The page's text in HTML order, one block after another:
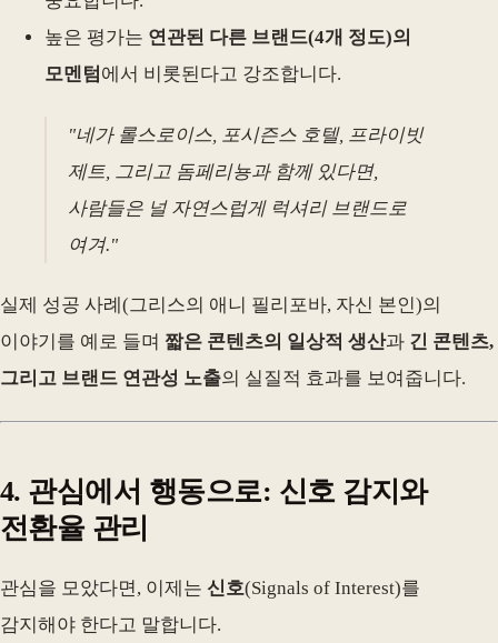
높은 평가는 연관된 다른 브랜드(4개 정도)의
모멘텀 에서 비롯된다고 강조합니다.
"네가 롤스로이스, 포시즌스 호텔, 프라이빗
제트, 그리고 돔페리뇽과 함께 있다면,
사람들은 널 자연스럽게 럭셔리 브랜드로
여겨."
실제 성공 사례(그리스의 애니 필리포바, 자신 본인)의
이야기를 예로 들며 짧은 콘텐츠의 일상적 생산과 긴 콘텐츠,
그리고 브랜드 연관성 노출의 실질적 효과를 보여줍니다.
4. 관심에서 행동으로: 신호 감지와
전환율 관리
관심을 모았다면, 이제는 신호(Signals of Interest)를
감지해야 한다고 말합니다.